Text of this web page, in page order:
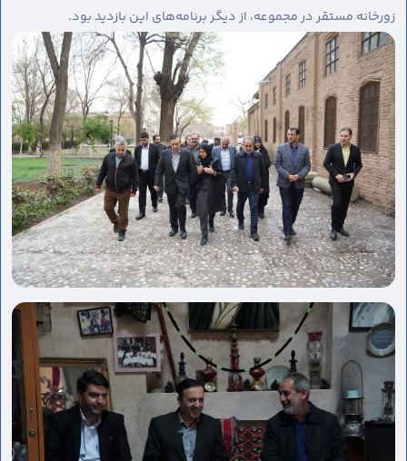
زورخانه مستقر در مجموعه، از دیگر برنامه‌های این بازدید بود.